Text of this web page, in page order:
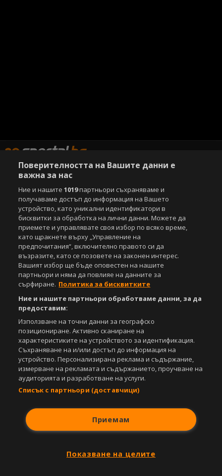
Copyright © 2007-2026 Агенция Спортал. Всички права запазени.
Този уебсайт е собственост наSportal Media Group
За нас Екип За рекламa
Общи условия
Етични правила на НСС
Лични данни
Управление на предпочитания
Съдържанието на този уеб сайт и технологиите, използвани в него, са
под закрила на Закона за авторското право и сродните му права.
Всички статии, репортажи, интервюта и други текстови, графични и
видео материали, публикувани в сайта, са собственост на Агенция
Спортал, освен ако изрично е посочено друго. Допуска се
публикуване на текстови материали само след писмено съгласие на
Агенция Спортал, посочване на източника и добавяне на линк към
www.sportal.bg. Използването на графични и видео материали,
публикувани в сайта, е строго забранено. Нарушителите ще бъдат
санкционирани с цялата строгост на закона.
СвалиБЕЗПЛАТНОТОприложение за:
Android
Поверителността на Вашите данни е
важна за нас
Ние и нашите1019партньори съхраняваме и
получаваме достъп до информация на Вашето
устройство, като уникални идентификатори в
бисквитки за обработка на лични данни. Можете да
приемете и управлявате своя избор по всяко време,
като щракнете върху „Управление на
предпочитания“, включително правото си да
възразите, като се позовете на законен интерес.
Вашият избор ще бъде оповестен на нашите
партньори и няма да повлияе на данните за
сърфиране. Политика за бисквитките
Ние и нашите партньори обработваме данни, за да
предоставим:
Използване на точни данни за географско
позициониране. Активно сканиране на
характеристиките на устройството за идентификация.
Съхраняване на и/или достъп до информация на
устройство. Персонализирана реклама и съдържание,
измерване на рекламата и съдържанието, проучване на
аудиторията и разработване на услуги.
Списък с партньори (доставчици)
Приемам
Показване на целите